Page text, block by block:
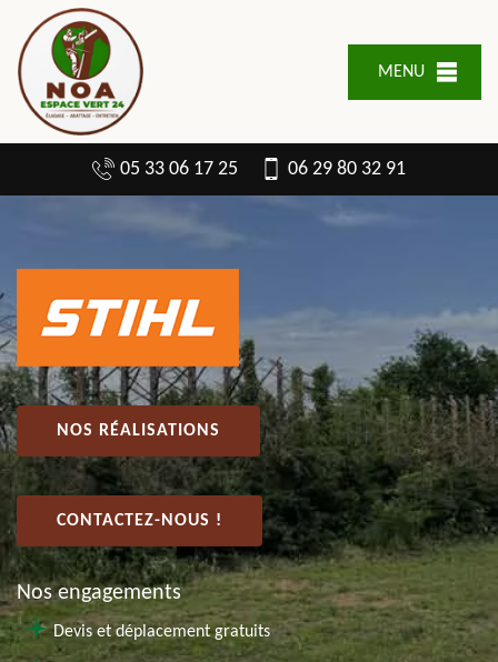
MENU
05 33 06 17 25 06 29 80 32 91
NOS RÉALISATIONS
CONTACTEZ-NOUS !
Nos engagements
Devis et déplacement gratuits